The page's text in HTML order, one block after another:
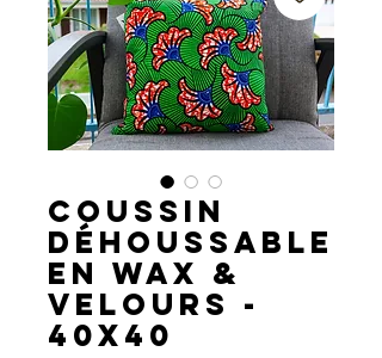
Coussin
déhoussable
en Wax &
Velours -
40x40